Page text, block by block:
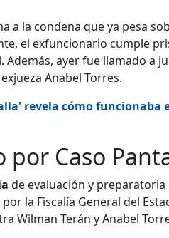
a la condena que ya pesa
el exfuncionario cumple
Además, ayer fue llamado a
Anabel Torres.
revela cómo
por Caso
de evaluación y preparatoria
la Fiscalía General del
Wilman Terán y Anabel